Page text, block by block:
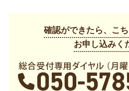
確認ができたら、こ
お申し込みく